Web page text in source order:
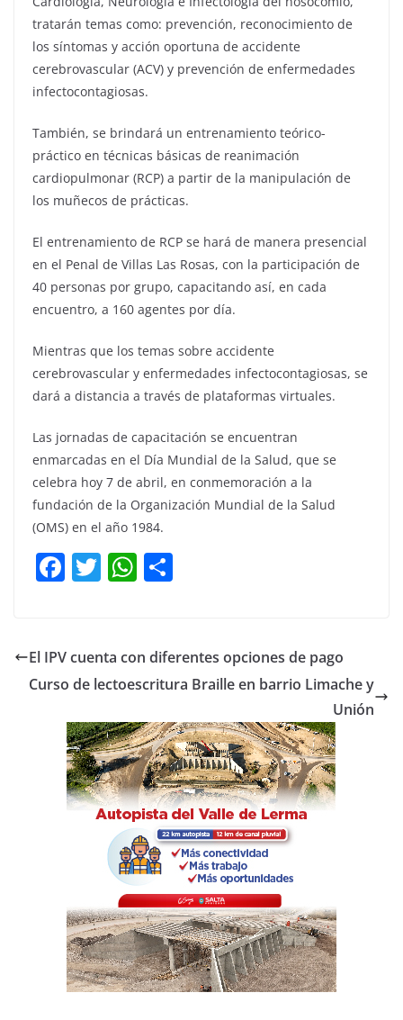
tratarán temas como: prevención, reconocimiento de
los síntomas y acción oportuna de accidente
cerebrovascular (ACV) y prevención de enfermedades
infectocontagiosas.
También, se brindará un entrenamiento teórico-
práctico en técnicas básicas de reanimación
cardiopulmonar (RCP) a partir de la manipulación de
los muñecos de prácticas.
El entrenamiento de RCP se hará de manera presencial
en el Penal de Villas Las Rosas, con la participación de
40 personas por grupo, capacitando así, en cada
encuentro, a 160 agentes por día.
Mientras que los temas sobre accidente
cerebrovascular y enfermedades infectocontagiosas, se
dará a distancia a través de plataformas virtuales.
Las jornadas de capacitación se encuentran
enmarcadas en el Día Mundial de la Salud, que se
celebra hoy 7 de abril, en conmemoración a la
fundación de la Organización Mundial de la Salud
(OMS) en el año 1984.
F
e
b
o
k
T
er
W
s
A
p
p
ar
El IPV cuenta con diferentes opciones de pago
Curso de lectoescritura Braille en barrio Limache y
Unión